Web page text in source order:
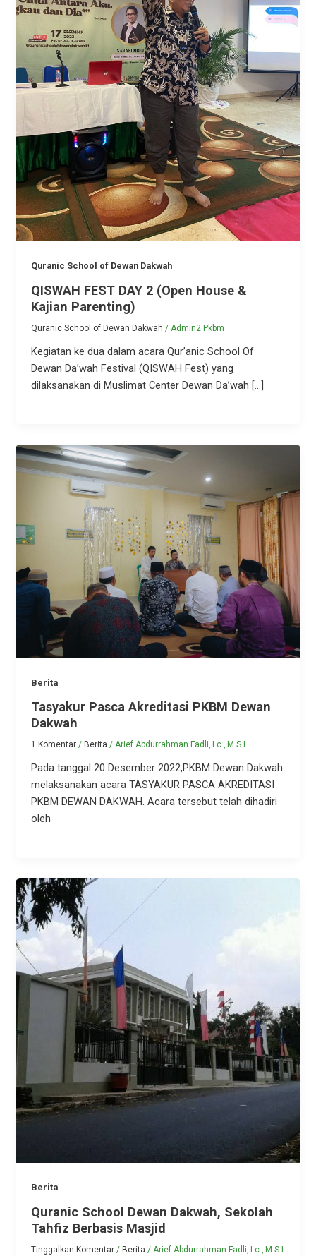
Quranic School of Dewan Dakwah
QISWAH FEST DAY 2 (Open House &
Kajian Parenting)
Quranic School of Dewan Dakwah / Admin2 Pkbm
Kegiatan ke dua dalam acara Qur’anic School Of
Dewan Da’wah Festival (QISWAH Fest) yang
dilaksanakan di Muslimat Center Dewan Da’wah […]
Berita
Tasyakur Pasca Akreditasi PKBM Dewan
Dakwah
1 Komentar / Berita /Arief Abdurrahman Fadli, Lc., M.S.I
Pada tanggal 20 Desember 2022,PKBM Dewan Dakwah
melaksanakan acara TASYAKUR PASCA AKREDITASI
PKBM DEWAN DAKWAH. Acara tersebut telah dihadiri
oleh
Berita
Quranic School Dewan Dakwah, Sekolah
Tahfiz Berbasis Masjid
Tinggalkan Komentar /Berita / Arief Abdurrahman Fadli, Lc., M.S.I